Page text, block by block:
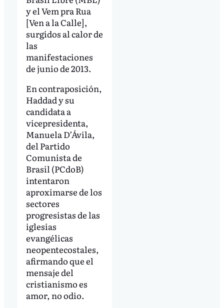
y el Vem pra Rua
[Ven a la Calle],
surgidos al calor de
las
manifestaciones
de junio de 2013.
En contraposición,
Haddad y su
candidata a
vicepresidenta,
Manuela D’Ávila,
del Partido
Comunista de
Brasil (PCdoB)
intentaron
aproximarse de los
sectores
progresistas de las
iglesias
evangélicas
neopentecostales,
afirmando que el
mensaje del
cristianismo es
amor, no odio.